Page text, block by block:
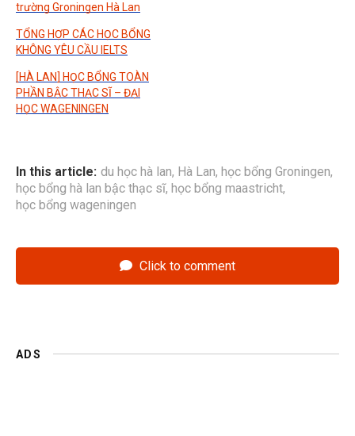
trường Groningen Hà Lan
TỔNG HỢP CÁC HỌC BỔNG
KHÔNG YÊU CẦU IELTS
[HÀ LAN] HỌC BỔNG TOÀN
PHẦN BẬC THẠC SĨ – ĐẠI
HỌC WAGENINGEN
In this article: du học hà lan, Hà Lan, học bổng Groningen,
học bổng hà lan bậc thạc sĩ, học bổng maastricht,
học bổng wageningen
Click to comment
ADS